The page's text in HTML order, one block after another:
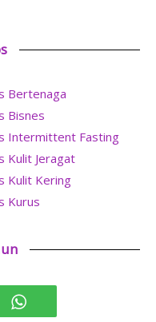
Bertenaga
Bisnes
Intermittent Fasting
Kulit Jeragat
Kulit Kering
Kurus